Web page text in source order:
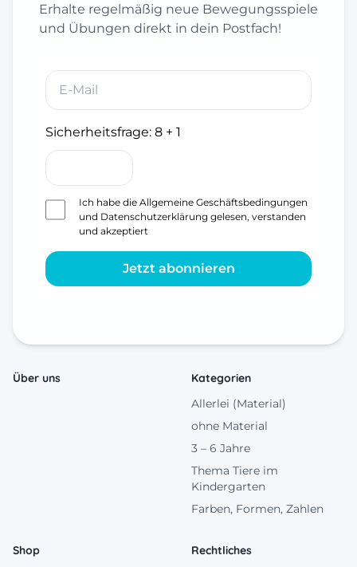
Erhalte regelmäßig neue Bewegungsspiele
und Übungen direkt in dein Postfach!
Sicherheitsfrage: 8 + 1
Ich habe die Allgemeine Geschäftsbedingungen
und Datenschutzerklärung gelesen, verstanden
und akzeptiert
Jetzt abonnieren
Über uns
Kategorien
Allerlei (Material)
ohne Material
3 – 6 Jahre
Thema Tiere im
Kindergarten
Farben, Formen, Zahlen
Shop Rechtliches